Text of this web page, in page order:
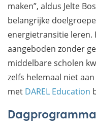
maken”, aldus Jelte
belangrijke
energietransitie leren.
aangeboden zonder
middelbare scholen
zelfs helemaal niet
met DAREL Education